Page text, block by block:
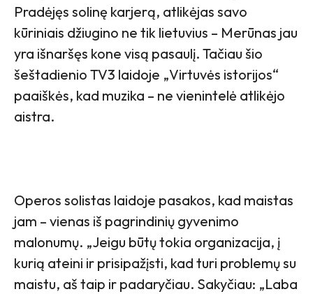
Pradėjęs solinę karjerą, atlikėjas savo
kūriniais džiugino ne tik lietuvius – Merūnas jau
yra išnaršęs kone visą pasaulį. Tačiau šio
šeštadienio TV3 laidoje „Virtuvės istorijos“
paaiškės, kad muzika – ne vienintelė atlikėjo
aistra.
Operos solistas laidoje pasakos, kad maistas
jam – vienas iš pagrindinių gyvenimo
malonumų. „Jeigu būtų tokia organizacija, į
kurią ateini ir prisipažįsti, kad turi problemų su
maistu, aš taip ir padaryčiau. Sakyčiau: „Laba